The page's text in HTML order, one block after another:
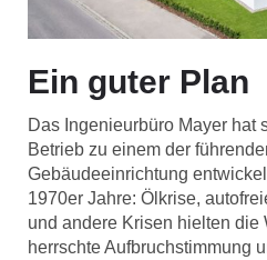
Ein guter Plan
Das Ingenieurbüro Mayer hat
Betrieb zu einem der
Gebäudeeinrichtung
1970er Jahre: Ölkrise,
und andere Krisen hielten die
herrschte Aufbruchstimmung